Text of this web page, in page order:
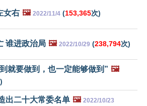
女右 🖼️ 2022/11/4 (153,365次)
谁进政治局 🖼️ 2022/10/29 (238,794次)
就要做到，也一定能够做到” 🖼️
出二十大常委名单 🖼️ 2022/10/23